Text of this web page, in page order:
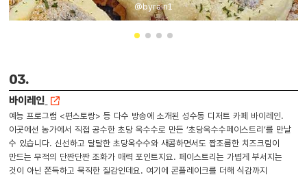
@byrain1
03.
바이레인
예능 프로그램 <편스토랑> 등 다수 방송에 소개된 성수동 디저트 카페 바이레인.
이곳에선 농가에서 직접 공수한 초당 옥수수로 만든 ‘초당옥수수페이스트리’를 만날
수 있습니다. 신선하고 달달한 초당옥수수와 새콤하면서도 짭조름한 치즈크림이
만드는 무적의 단짠단짠 조화가 매력 포인트지요. 페이스트리는 가볍게 부서지는
것이 아닌 쫀득하고 묵직한 질감인데요. 여기에 콘플레이크를 더해 식감까지